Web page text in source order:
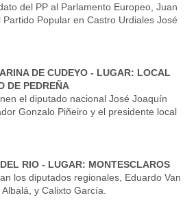
del PP al Parlamento Europeo, Juan
Popular en Castro Urdiales José
DE CUDEYO - LUGAR: LOCAL
DE PEDREÑA
el diputado nacional José Joaquín
Gonzalo Piñeiro y el presidente local
RIO - LUGAR: MONTESCLAROS
los diputados regionales, Eduardo Van
y Calixto García.